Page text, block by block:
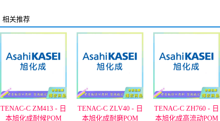
相关推荐
TENAC-C ZM413 - 日
本旭化成耐候POM
TENAC-C ZLV40 - 日
本旭化成耐磨POM
TENAC-C ZH760 - 日
本旭化成高流动POM